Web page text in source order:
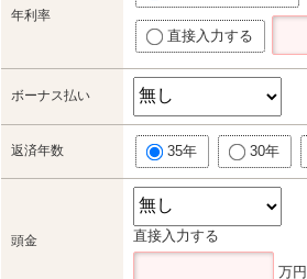
年利率
直接入力する
ボーナス払い
返済年数 35年 30年
頭金 直接入力する
万円